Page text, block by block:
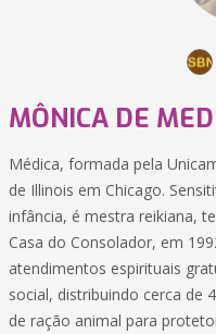
MÔNICA DE
Médica, formada pela
de Illinois em Chicago.
infância, é mestra reikiana,
Casa do Consolador, em
atendimentos espirituais
social, distribuindo cerca de
de ração animal para